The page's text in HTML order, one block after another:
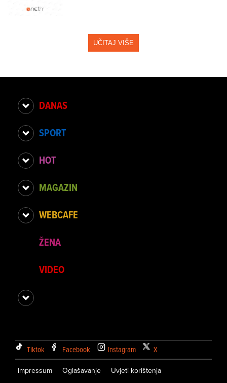
UČITAJ VIŠE
DANAS
SPORT
HOT
MAGAZIN
WEBCAFE
ŽENA
VIDEO
Tiktok Facebook Instagram X
Impressum Oglašavanje Uvjeti korištenja